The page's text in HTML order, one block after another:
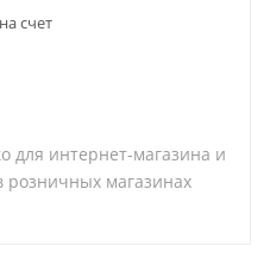
счет
для интернет-магазина и
розничных магазинах